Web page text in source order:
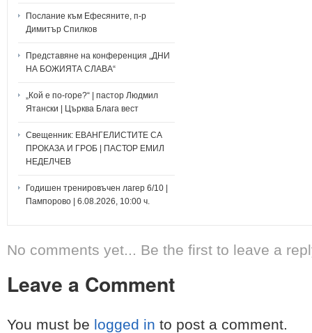
Послание към Ефесяните, п-р
Димитър Спилков
Представяне на конференция „ДНИ
НА БОЖИЯТА СЛАВА“
„Кой е по-горе?“ | пастор Людмил
Ятански | Църква Блага вест
Свещенник: ЕВАНГЕЛИСТИТЕ СА
ПРОКАЗА И ГРОБ | ПАСТОР ЕМИЛ
НЕДЕЛЧЕВ
Годишен тренировъчен лагер 6/10 |
Пампорово | 6.08.2026, 10:00 ч.
No comments yet... Be the first to leave a
Leave a Comment
You must be logged in to post a comment.